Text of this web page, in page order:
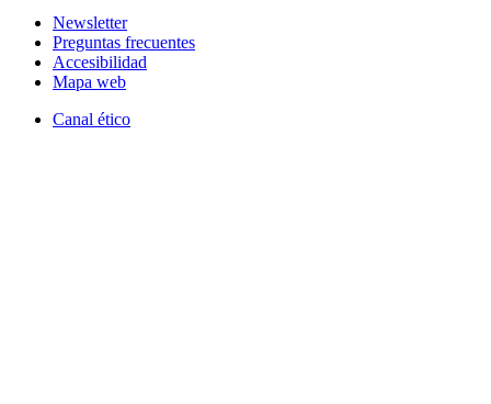
Newsletter
Preguntas frecuentes
Accesibilidad
Mapa web
Canal ético